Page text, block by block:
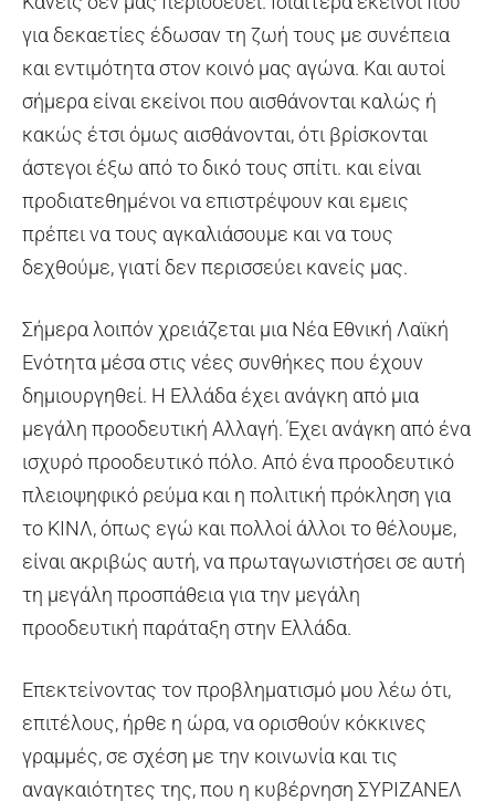
για δεκαετίες έδωσαν τη ζωή τους με συνέπεια
και εντιμότητα στον κοινό μας αγώνα. Και αυτοί
σήμερα είναι εκείνοι που αισθάνονται καλώς ή
κακώς έτσι όμως αισθάνονται, ότι βρίσκονται
άστεγοι έξω από το δικό τους σπίτι. και είναι
προδιατεθημένοι να επιστρέψουν και εμεις
πρέπει να τους αγκαλιάσουμε και να τους
δεχθούμε, γιατί δεν περισσεύει κανείς μας.
Σήμερα λοιπόν χρειάζεται μια Νέα Εθνική Λαϊκή
Ενότητα μέσα στις νέες συνθήκες που έχουν
δημιουργηθεί. Η Ελλάδα έχει ανάγκη από μια
μεγάλη προοδευτική Αλλαγή. Έχει ανάγκη από ένα
ισχυρό προοδευτικό πόλο. Από ένα προοδευτικό
πλειοψηφικό ρεύμα και η πολιτική πρόκληση για
το ΚΙΝΛ, όπως εγώ και πολλοί άλλοι το θέλουμε,
είναι ακριβώς αυτή, να πρωταγωνιστήσει σε αυτή
τη μεγάλη προσπάθεια για την μεγάλη
προοδευτική παράταξη στην Ελλάδα.
Επεκτείνοντας τον προβληματισμό μου λέω ότι,
επιτέλους, ήρθε η ώρα, να ορισθούν κόκκινες
γραμμές, σε σχέση με την κοινωνία και τις
αναγκαιότητες της, που η κυβέρνηση ΣΥΡΙΖΑΝΕΛ